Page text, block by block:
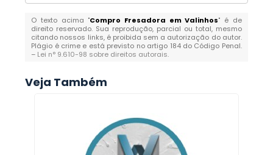
O texto acima "Compro Fresadora em Valinhos" é de
direito reservado. Sua reprodução, parcial ou total, mesmo
citando nossos links, é proibida sem a autorização do autor.
Plágio é crime e está previsto no artigo 184 do Código Penal.
– Lei n° 9.610-98 sobre direitos autorais.
Veja Também